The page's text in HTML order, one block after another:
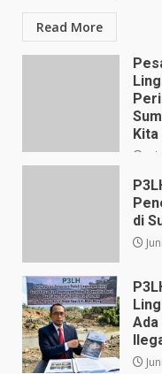
Read More
Kita
di
Ada